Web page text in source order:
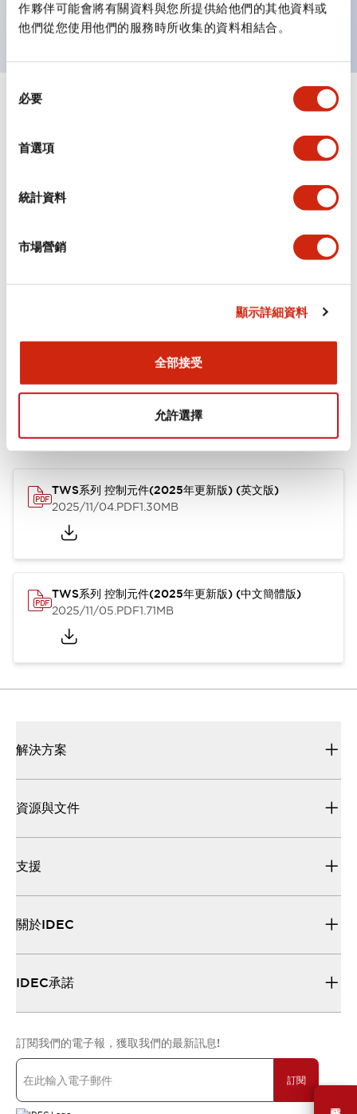
作夥伴可能會將有關資料與您所提供給他們的其他資料或
他們從您使用他們的服務時所收集的資料相結合。
必要
首選項
統計資料
市場營銷
顯示詳細資料
全部接受
允許選擇
需要幫助嗎？
UL、CSA、TÜV、CCC認證品。（部分機種除外）
顯示全部+
審美規範
環境規範
認證與標準
TWS系列 控制元件(2025年更新版) (英文版)
2025/11/04.PDF1.30MB
TWS系列 控制元件(2025年更新版) (中文簡體版)
2025/11/05.PDF1.71MB
解決方案
資源與文件
支援
關於IDEC
IDEC承諾
訂閱我們的電子報，獲取我們的最新訊息!
訂閱